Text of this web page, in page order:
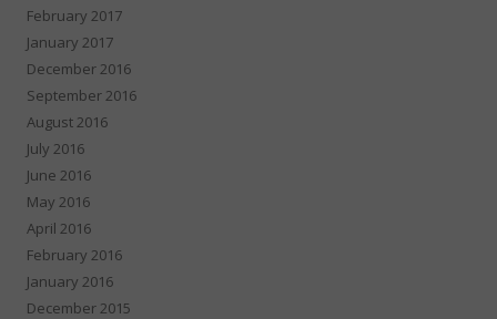
February 2017
January 2017
December 2016
September 2016
August 2016
July 2016
June 2016
May 2016
April 2016
February 2016
January 2016
December 2015